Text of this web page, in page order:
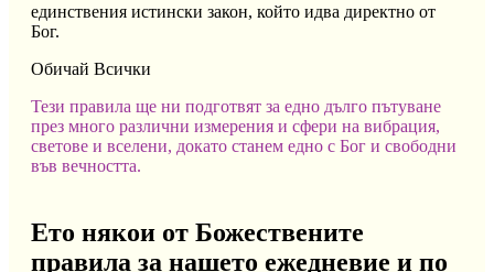
единствения истински закон, който идва директно от
Бог.
Обичай Всички
Тези правила ще ни подготвят за едно дълго пътуване
през много различни измерения и сфери на вибрация,
светове и вселени, докато станем едно с Бог и свободни
във вечността.
Ето някои от Божествените
правила за нашето ежедневие и по